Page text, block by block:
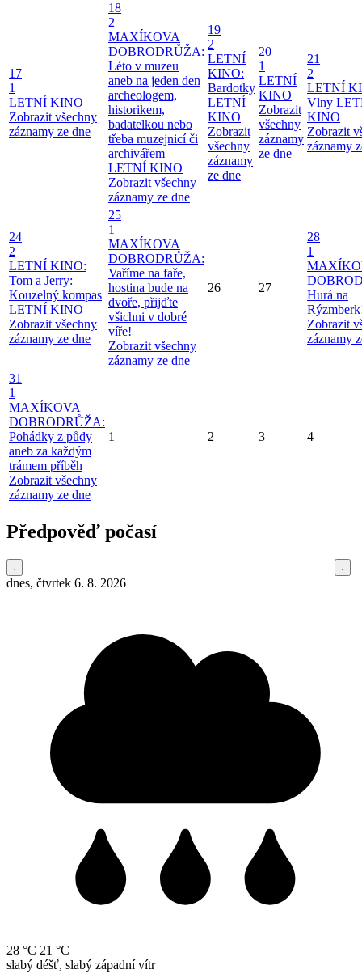
17
1
LETNÍ KINO
Zobrazit všechny
záznamy ze dne
18
2
MAXÍKOVA
DOBRODRŮŽA:
Léto v muzeu
aneb na jeden den
archeologem,
historikem,
badatelkou nebo
třeba muzejnicí či
archivářem
LETNÍ KINO
Zobrazit všechny
záznamy ze dne
19
2
LETNÍ
KINO:
Bardotky
LETNÍ
KINO
Zobrazit
všechny
záznamy
ze dne
20
1
LETNÍ
KINO
Zobrazit
všechny
záznamy
ze dne
21
2
LETNÍ
Vlny
KINO
Zobrazit
záznamy
24
2
LETNÍ KINO:
Tom a Jerry:
Kouzelný kompas
LETNÍ KINO
Zobrazit všechny
záznamy ze dne
25
1
MAXÍKOVA
DOBRODRŮŽA:
Vaříme na faře,
hostina bude na
dvoře, přijďte
všichni v dobré
víře!
Zobrazit všechny
záznamy ze dne
26 27
28
1
Hurá na
Zobrazit
záznamy
31
1
MAXÍKOVA
DOBRODRŮŽA:
Pohádky z půdy
aneb za každým
trámem příběh
Zobrazit všechny
záznamy ze dne
1 2 3 4
Předpověď počasí
dnes, čtvrtek 6. 8. 2026
28 °C 21 °C
slabý déšť, slabý západní vítr